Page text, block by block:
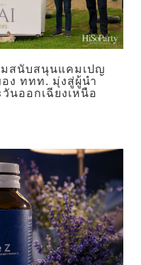
มสนับสนุนแคมเปญ
อง ททท. มุ่งสู่ผู้นำ
นออกเฉียงเหนือ